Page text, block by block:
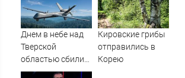
простились с
убитыми
россиянами
Дианой
Днем в небе над
Тверской
областью сбили
БПЛА
Кировские грибы
отправились в
Корею